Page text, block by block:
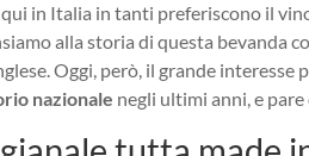
in Italia in tanti preferiscono il
alla storia di questa bevanda
Oggi, però, il grande
nazionale negli ultimi anni, e